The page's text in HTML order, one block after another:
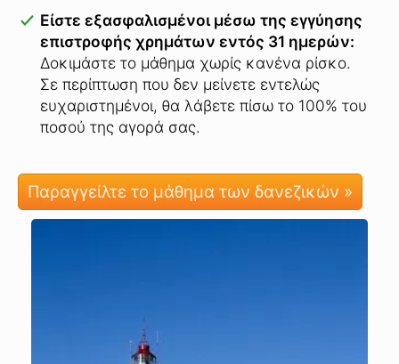
Είστε εξασφαλισμένοι μέσω της εγγύησης
επιστροφής χρημάτων εντός 31 ημερών:
Δοκιμάστε το μάθημα χωρίς κανένα ρίσκο.
Σε περίπτωση που δεν μείνετε εντελώς
ευχαριστημένοι, θα λάβετε πίσω το 100% του
ποσού της αγορά σας.
Παραγγείλτε το μάθημα των δανεζικών »